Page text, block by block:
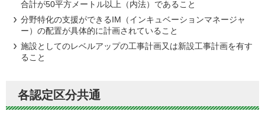
合計が50平方メートル以上（内法）であること
分野特化の支援ができるIM（インキュベーションマネージャ
ー）の配置が具体的に計画されていること
施設としてのレベルアップの工事計画又は新設工事計画を有す
ること
各認定区分共通